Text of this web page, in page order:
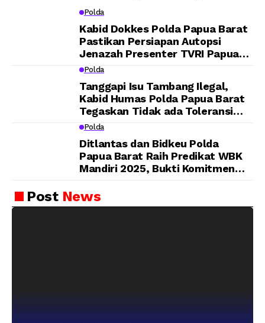
Polda
Kabid Dokkes Polda Papua Barat
Pastikan Persiapan Autopsi
Jenazah Presenter TVRI Papua
Barat Yanto Idorway Telah
Dijadwalkan Kamis
Polda
Tanggapi Isu Tambang Ilegal,
Kabid Humas Polda Papua Barat
Tegaskan Tidak ada Toleransi
bagi Oknum Anggota
Polda
Ditlantas dan Bidkeu Polda
Papua Barat Raih Predikat WBK
Mandiri 2025, Bukti Komitmen
Berintegritas
PostNews